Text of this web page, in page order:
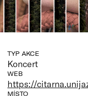
TYP AKCE
Koncert
WEB
https://
MÍSTO